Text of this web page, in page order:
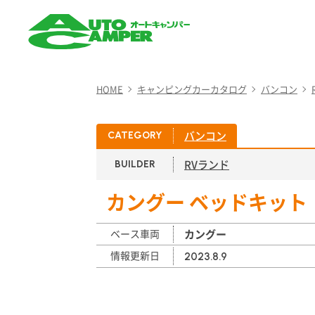
キャンパー）
HOME キャンピングカーカタログ バンコン
CATEGORY バンコン
BUILDER RVランド
カングー ベッドキット
ベース車両 カングー
情報更新日 2023.8.9